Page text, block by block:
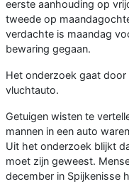
eerste aanhouding op
tweede op
verdachte is maandag
bewaring gegaan.
Het onderzoek gaat
vluchtauto.
Getuigen wisten te
mannen in een auto
Uit het onderzoek blijkt
moet zijn geweest.
december in Spijkenisse